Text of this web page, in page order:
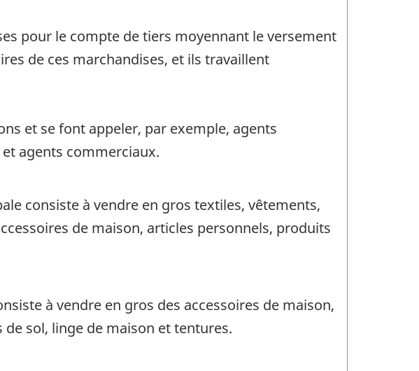
pour le compte de tiers moyennant le versement
de ces marchandises, et ils travaillent
et se font appeler, par exemple, agents
agents commerciaux.
consiste à vendre en gros textiles, vêtements,
de maison, articles personnels, produits
à vendre en gros des accessoires de maison,
sol, linge de maison et tentures.